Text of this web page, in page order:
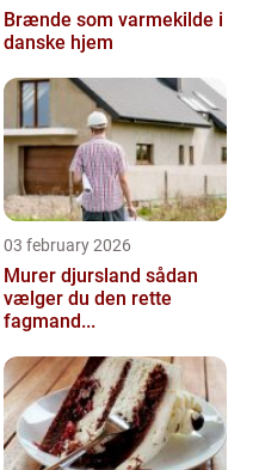
Brænde som varmekilde i
danske hjem
03 february 2026
Murer djursland sådan
vælger du den rette
fagmand...